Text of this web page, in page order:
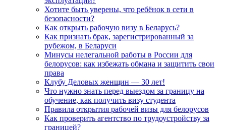
Хотите быть уверены, что ребёнок в сети в
безопасности?
Как открыть рабочую визу в Беларусь?
Как признать брак, зарегистрированный за
рубежом, в Беларуси
Минусы нелегальной работы в России для
белорусов: как избежать обмана и защитить свои
права
Клубу Деловых женщин — 30 лет!
Что нужно знать перед выездом за границу на
обучение, как получить визу студента
Правила открытия рабочей визы для белорусов
Как проверить агентство по трудоустройству за
границей?